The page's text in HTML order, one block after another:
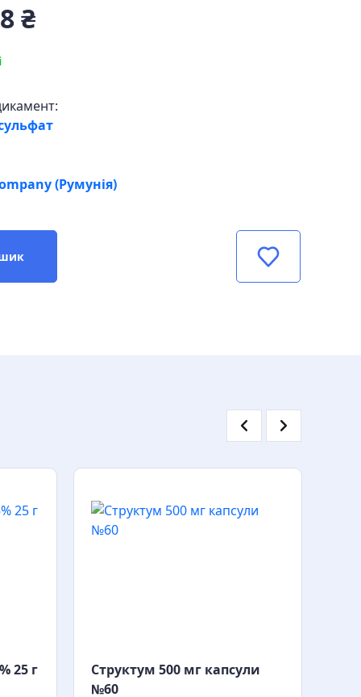
₴
(Румунія)
25 г
Структум 500 мг капсули
№60